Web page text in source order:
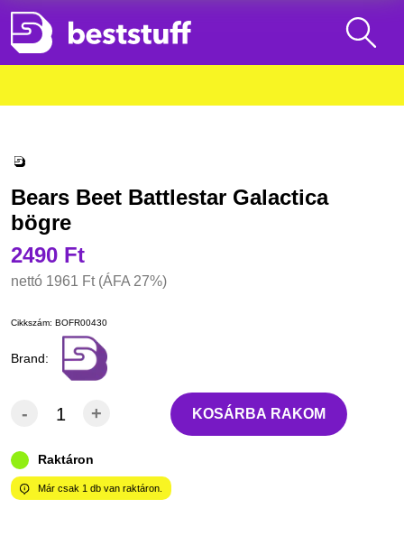
Bears Beet Battlestar Galactica
bögre
2490 Ft
nettó 1961 Ft (ÁFA 27%)
Cikkszám: BOFR00430
Brand:
- + KOSÁRBA RAKOM
Raktáron
Már csak 1 db van raktáron.